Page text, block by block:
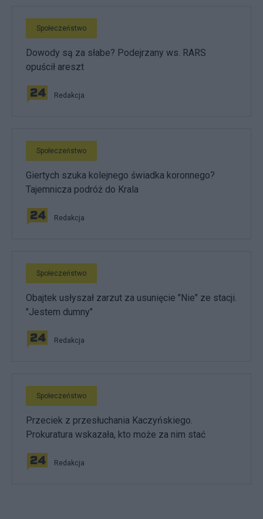
Społeczeństwo
Dowody są za słabe? Podejrzany ws. RARS
opuścił areszt
Redakcja
Społeczeństwo
Giertych szuka kolejnego świadka koronnego?
Tajemnicza podróż do Krala
Redakcja
Społeczeństwo
Obajtek usłyszał zarzut za usunięcie "Nie" ze stacji.
"Jestem dumny"
Redakcja
Społeczeństwo
Przeciek z przesłuchania Kaczyńskiego.
Prokuratura wskazała, kto może za nim stać
Redakcja